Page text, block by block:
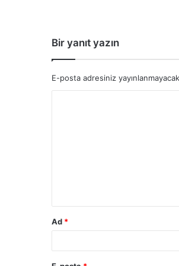
Bir yanıt yazın
E-posta adresiniz
Ad *